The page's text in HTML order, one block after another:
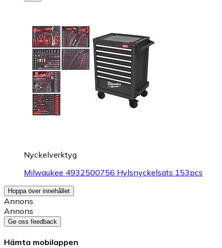
Nyckelverktyg
Milwaukee 4932500756 Hylsnyckelsats 153pcs
Hoppa över innehållet
Annons
Annons
Ge oss feedback
Hämta mobilappen